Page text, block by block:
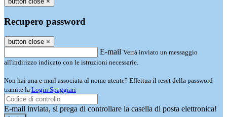
Recupero password
button close ×
E-mail Verrà inviato un messaggio
all'indirizzo indicato con le istruzioni necessarie.
Non hai una e-mail associata al nome utente? Effettua il reset della password
tramite la Login Spaggiari
E-mail inviata, si prega di controllare la casella di posta elettronica!